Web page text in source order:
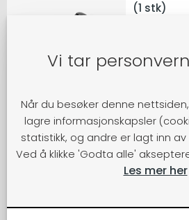
(1 stk)
analyse
passer
(DSA)
sporfilmer
bolig.
Vi tar
Når du besøker denne
lagre informasjonskapsler
statistikk, og andre er lagt inn
Ved å klikke 'Godta alle'
Les mer her